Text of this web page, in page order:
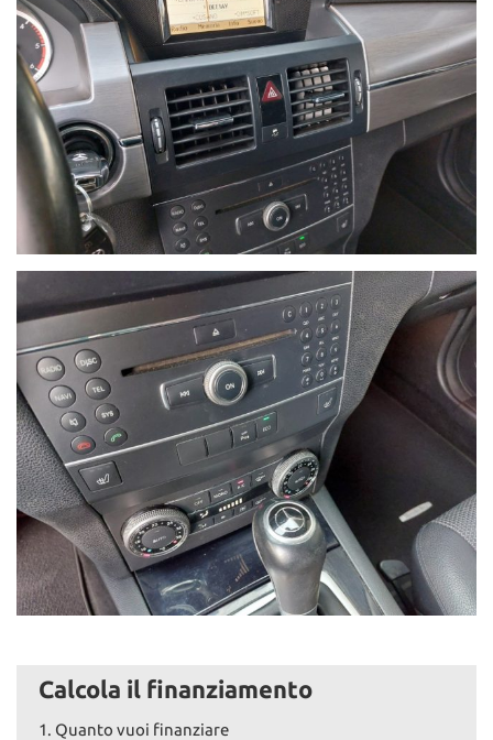
Calcola il finanziamento
1. Quanto vuoi finanziare